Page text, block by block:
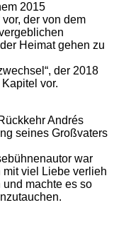
2015
der von dem
Heimat gehen zu
der 2018
vor.
Andrés
seines Großvaters
war
mit viel Liebe verlieh
machte es so